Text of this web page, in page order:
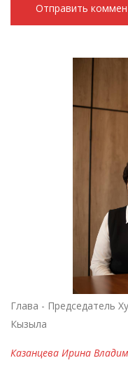
Глава - Председатель
Кызыла
Казанцева Ирина